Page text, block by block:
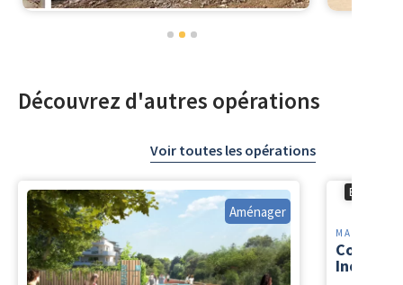
Découvrez d'autres opérations
Voir toutes les opérations
Aménager
En cours
MARIGNANE